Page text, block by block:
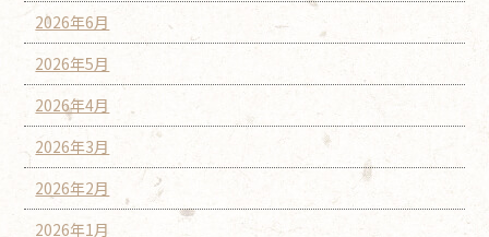
2026年6月
2026年5月
2026年4月
2026年3月
2026年2月
2026年1月